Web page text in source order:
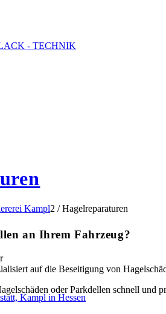
Kampl in Hessen
Kampl2 / Hagelreparaturen
an Ihrem Fahrzeug?
auf die Beseitigung von
oder Parkdellen schnell